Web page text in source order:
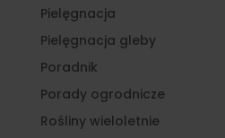
Pielęgnacja
Pielęgnacja gleby
Poradnik
Porady ogrodnicze
Rośliny wieloletnie